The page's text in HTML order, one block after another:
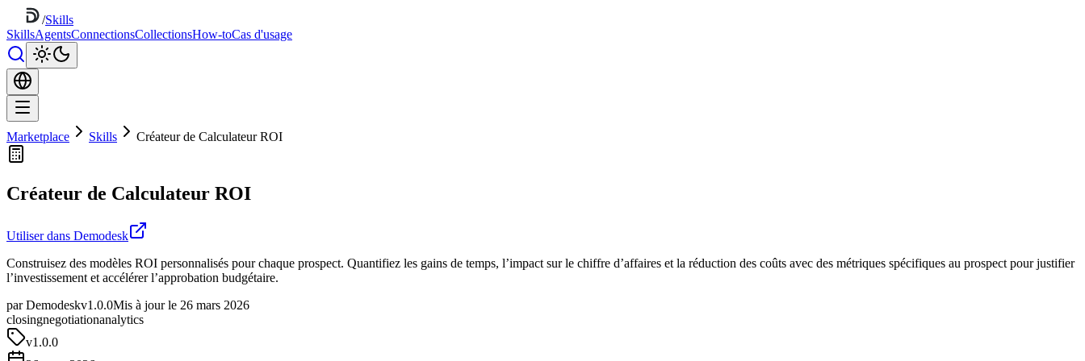
/Skills
SkillsAgentsConnectionsCollectionsHow-toCas d'usage
Marketplace Skills Créateur de Calculateur ROI
Créateur de Calculateur ROI
Utiliser dans Demodesk
Construisez des modèles ROI personnalisés pour chaque prospect. Quantifiez les gains de temps, l’impact sur le chiffre d’affaires et la réduction des coûts avec des métriques spécifiques au prospect pour justifier
l’investissement et accélérer l’approbation budgétaire.
par Demodeskv1.0.0Mis à jour le 26 mars 2026
closingnegotiationanalytics
v1.0.0